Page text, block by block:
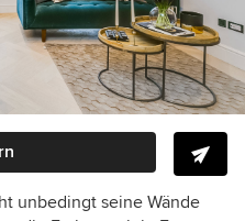
unbedingt seine Wände